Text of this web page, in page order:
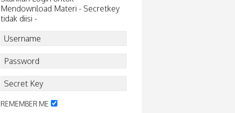
Mendownload Materi - Secretkey
tidak diisi -
REMEMBER ME